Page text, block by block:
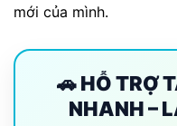
mới của mình.
🚗 HỖ TRỢ
NHANH –